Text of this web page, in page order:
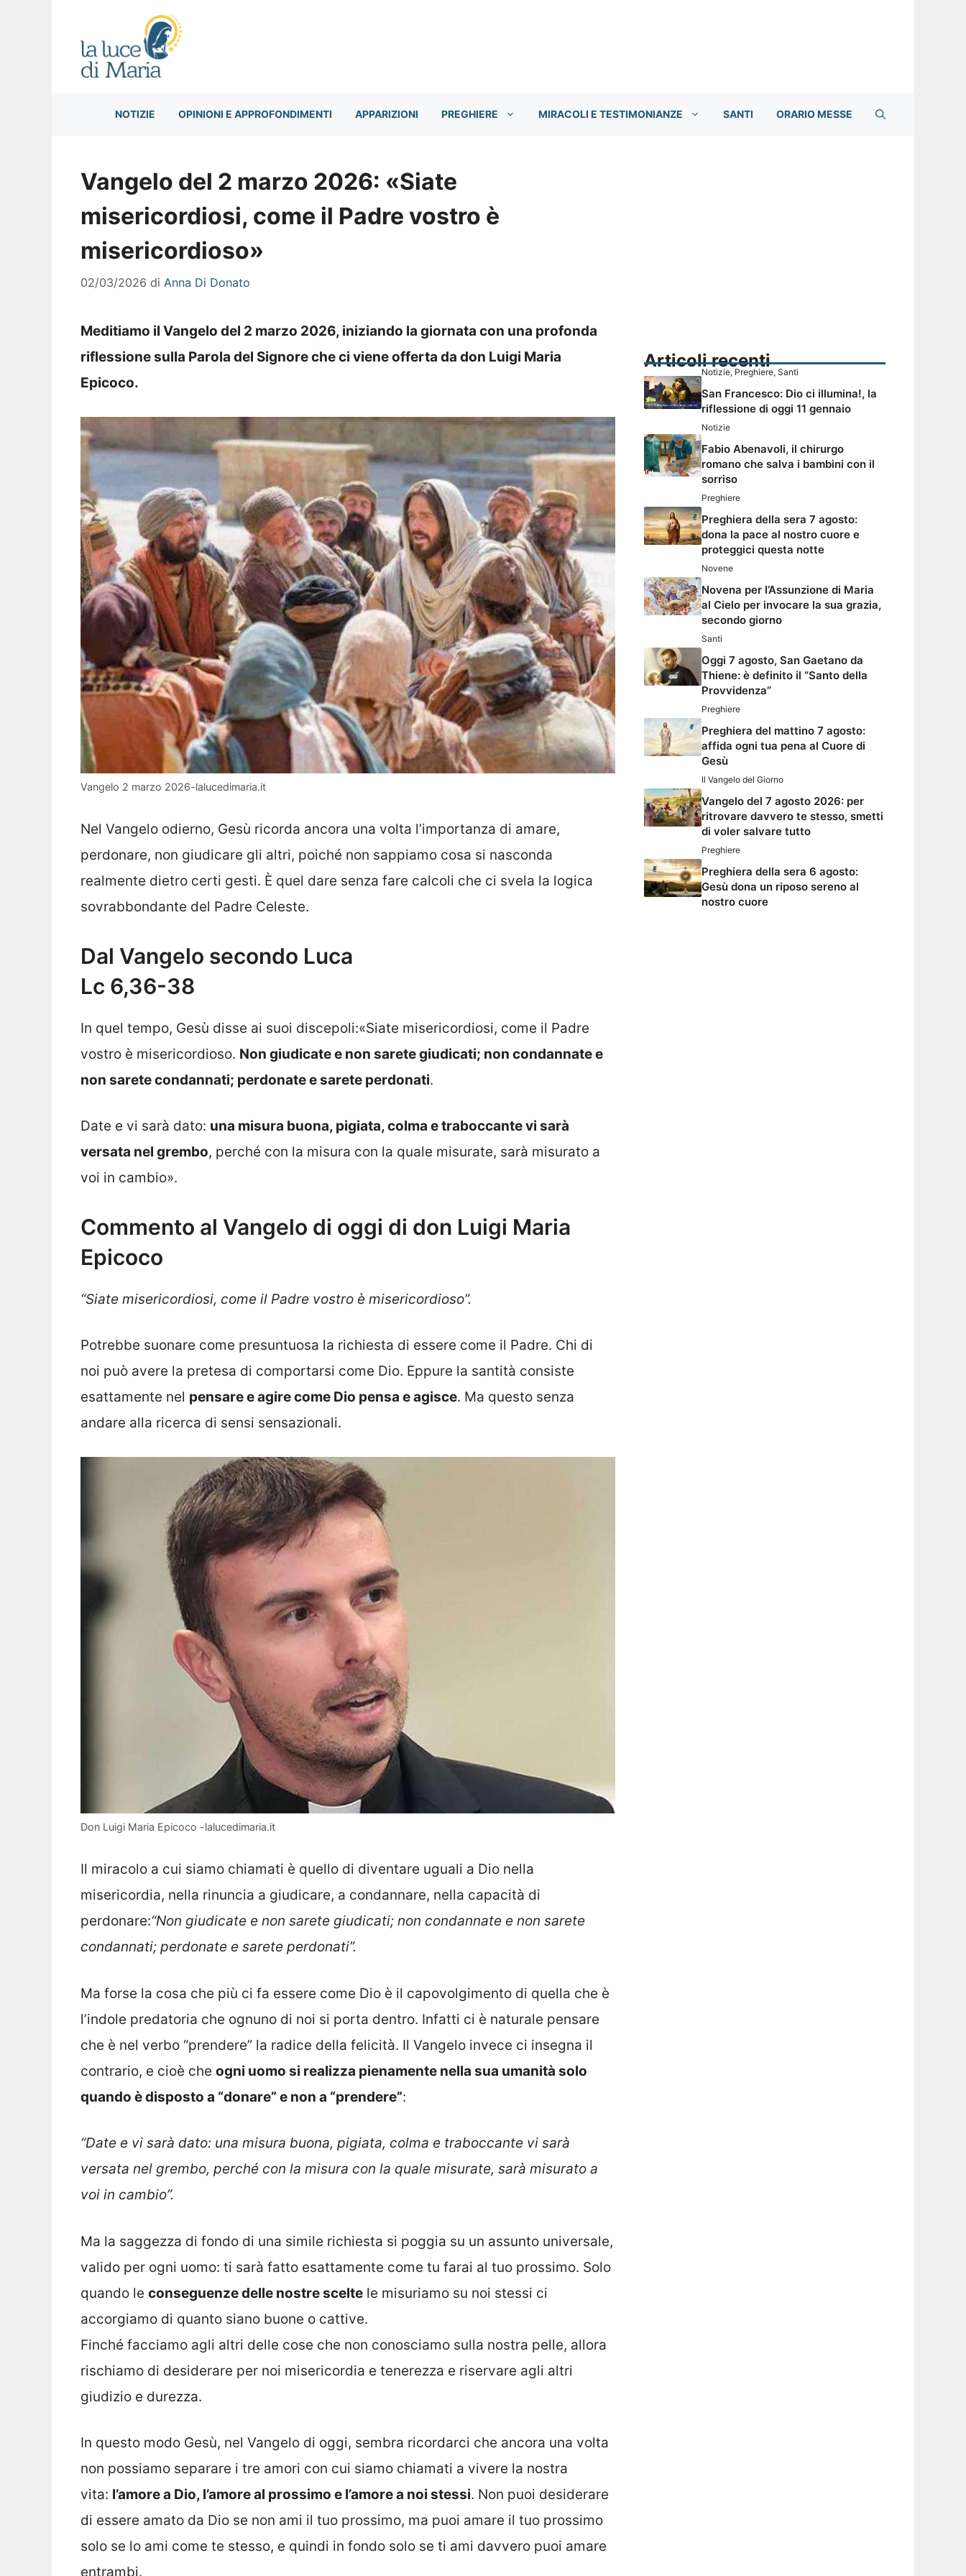
NOTIZIE OPINIONI E APPROFONDIMENTI APPARIZIONI PREGHIERE MIRACOLI E TESTIMONIANZE SANTI ORARIO MESSE
Vangelo del 2 marzo 2026: «Siate
misericordiosi, come il Padre vostro è
misericordioso»
02/03/2026 di Anna Di Donato
Meditiamo il Vangelo del 2 marzo 2026, iniziando la giornata con una profonda
riflessione sulla Parola del Signore che ci viene offerta da don Luigi Maria
Epicoco.
Vangelo 2 marzo 2026-lalucedimaria.it
Nel Vangelo odierno, Gesù ricorda ancora una volta l’importanza di amare,
perdonare, non giudicare gli altri, poiché non sappiamo cosa si nasconda
realmente dietro certi gesti. È quel dare senza fare calcoli che ci svela la logica
sovrabbondante del Padre Celeste.
Dal Vangelo secondo Luca
Lc 6,36-38
In quel tempo, Gesù disse ai suoi discepoli:«Siate misericordiosi, come il Padre
vostro è misericordioso. Non giudicate e non sarete giudicati; non condannate e
non sarete condannati; perdonate e sarete perdonati.
Date e vi sarà dato: una misura buona, pigiata, colma e traboccante vi sarà
versata nel grembo, perché con la misura con la quale misurate, sarà misurato a
voi in cambio».
Commento al Vangelo di oggi di don Luigi Maria
Epicoco
“Siate misericordiosi, come il Padre vostro è misericordioso”.
Potrebbe suonare come presuntuosa la richiesta di essere come il Padre. Chi di
noi può avere la pretesa di comportarsi come Dio. Eppure la santità consiste
esattamente nel pensare e agire come Dio pensa e agisce. Ma questo senza
andare alla ricerca di sensi sensazionali.
Don Luigi Maria Epicoco -lalucedimaria.it
Il miracolo a cui siamo chiamati è quello di diventare uguali a Dio nella
misericordia, nella rinuncia a giudicare, a condannare, nella capacità di
perdonare:“Non giudicate e non sarete giudicati; non condannate e non sarete
condannati; perdonate e sarete perdonati”.
Ma forse la cosa che più ci fa essere come Dio è il capovolgimento di quella che è
l’indole predatoria che ognuno di noi si porta dentro. Infatti ci è naturale pensare
che è nel verbo “prendere” la radice della felicità. Il Vangelo invece ci insegna il
contrario, e cioè che ogni uomo si realizza pienamente nella sua umanità solo
quando è disposto a “donare” e non a “prendere”:
“Date e vi sarà dato: una misura buona, pigiata, colma e traboccante vi sarà
versata nel grembo, perché con la misura con la quale misurate, sarà misurato a
voi in cambio”.
Ma la saggezza di fondo di una simile richiesta si poggia su un assunto universale,
valido per ogni uomo: ti sarà fatto esattamente come tu farai al tuo prossimo. Solo
quando le conseguenze delle nostre scelte le misuriamo su noi stessi ci
accorgiamo di quanto siano buone o cattive.
Finché facciamo agli altri delle cose che non conosciamo sulla nostra pelle, allora
rischiamo di desiderare per noi misericordia e tenerezza e riservare agli altri
giudizio e durezza.
In questo modo Gesù, nel Vangelo di oggi, sembra ricordarci che ancora una volta
non possiamo separare i tre amori con cui siamo chiamati a vivere la nostra
vita: l’amore a Dio, l’amore al prossimo e l’amore a noi stessi. Non puoi desiderare
di essere amato da Dio se non ami il tuo prossimo, ma puoi amare il tuo prossimo
solo se lo ami come te stesso, e quindi in fondo solo se ti ami davvero puoi amare
entrambi.
Articoli recenti
Notizie, Preghiere, Santi
San Francesco: Dio ci illumina!, la
riflessione di oggi 11 gennaio
Notizie
Fabio Abenavoli, il chirurgo
romano che salva i bambini con il
sorriso
Preghiere
Preghiera della sera 7 agosto:
dona la pace al nostro cuore e
proteggici questa notte
Novene
Novena per l’Assunzione di Maria
al Cielo per invocare la sua grazia,
secondo giorno
Santi
Oggi 7 agosto, San Gaetano da
Thiene: è definito il “Santo della
Provvidenza”
Preghiere
Preghiera del mattino 7 agosto:
affida ogni tua pena al Cuore di
Gesù
Il Vangelo del Giorno
Vangelo del 7 agosto 2026: per
ritrovare davvero te stesso, smetti
di voler salvare tutto
Preghiere
Preghiera della sera 6 agosto:
Gesù dona un riposo sereno al
nostro cuore